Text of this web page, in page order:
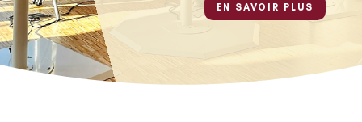
EN SAVOIR PLUS